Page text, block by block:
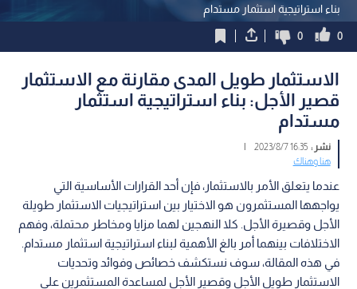
بناء استراتيجية استثمار مستدام
0
0
الاستثمار طويل المدى مقارنة مع الاستثمار
قصير الأجل: بناء استراتيجية استثمار
مستدام
نشر :16:35 2023/8/7
|
هنا وهناك
عندما يتعلق الأمر بالاستثمار، فإن أحد القرارات الأساسية التي
يواجهها المستثمرون هو الاختيار بين استراتيجيات الاستثمار طويلة
الأجل وقصيرة الأجل. كلا النهجين لهما مزايا ومخاطر محتملة، وفهم
الاختلافات بينهما أمر بالغ الأهمية لبناء استراتيجية استثمار مستدام.
في هذه المقالة، سوف نستكشف خصائص وفوائد وتحديات
الاستثمار طويل الأجل وقصير الأجل لمساعدة المستثمرين على